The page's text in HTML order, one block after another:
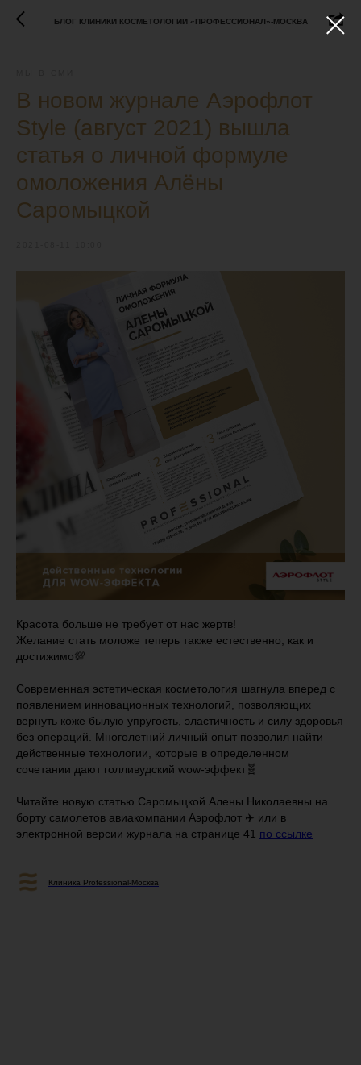
БЛОГ КЛИНИКИ КОСМЕТОЛОГИИ «ПРОФЕССИОНАЛ»-МОСКВА
В новом журнале Аэрофлот
Style (август 2021) вышла
статья о личной формуле
омоложения Алёны
Саромыцкой
Красота больше не требует от нас жертв!
Желание стать моложе теперь также естественно, как и
достижимо💯
Современная эстетическая косметология шагнула вперед с
появлением инновационных технологий, позволяющих
вернуть коже былую упругость, эластичность и силу здоровья
без операций. Многолетний личный опыт позволил найти
действенные технологии, которые в определенном
сочетании дают голливудский wow-эффект🧬
Читайте новую статью Саромыцкой Алены Николаевны на
борту самолетов авиакомпании Аэрофлот ✈️ или в
электронной версии журнала на странице 41 по ссылке
Клиника Professional-Москва